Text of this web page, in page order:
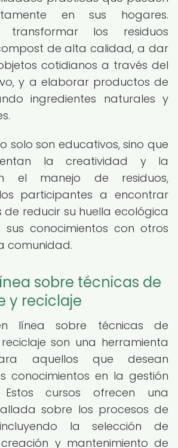
en sus hogares.
los residuos
de alta calidad, a dar
cotidianos a través del
y a elaborar productos de
ingredientes naturales y
solo son educativos, sino que
la creatividad y la
el manejo de residuos,
participantes a encontrar
de reducir su huella ecológica
conocimientos con otros
comunidad.
sobre técnicas de
y reciclaje
línea sobre técnicas de
son una herramienta
aquellos que desean
conocimientos en la gestión
cursos ofrecen una
sobre los procesos de
la selección de
y mantenimiento de